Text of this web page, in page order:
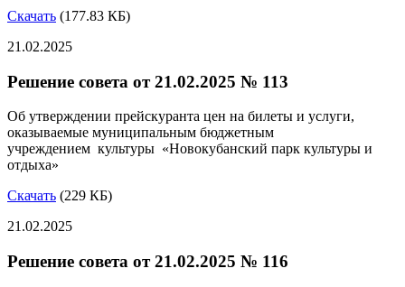
Скачать (177.83 КБ)
21.02.2025
Решение совета от 21.02.2025 № 113
Об утверждении прейскуранта цен на билеты и услуги,
оказываемые муниципальным бюджетным
учреждением культуры «Новокубанский парк культуры и
отдыха»
Скачать (229 КБ)
21.02.2025
Решение совета от 21.02.2025 № 116